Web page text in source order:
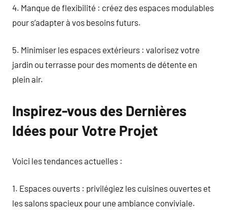
4. Manque de flexibilité : créez des espaces modulables
pour s’adapter à vos besoins futurs.
5. Minimiser les espaces extérieurs : valorisez votre
jardin ou terrasse pour des moments de détente en
plein air.
Inspirez-vous des Dernières
Idées pour Votre Projet
Voici les tendances actuelles :
1. Espaces ouverts : privilégiez les cuisines ouvertes et
les salons spacieux pour une ambiance conviviale.